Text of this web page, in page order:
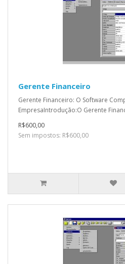
Gerente Financeiro
Gerente Financeiro: O Software
EmpresaIntrodução:O Gerente
R$600,00
Sem impostos: R$600,00